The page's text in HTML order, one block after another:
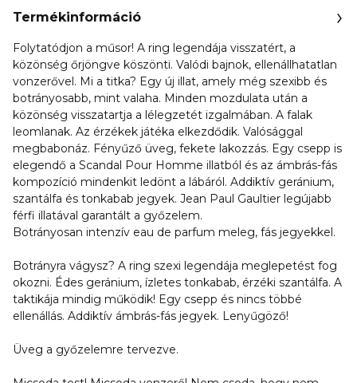
Termékinformáció
Folytatódjon a műsor! A ring legendája visszatért, a
közönség őrjöngve köszönti. Valódi bajnok, ellenállhatatlan
vonzerővel. Mi a titka? Egy új illat, amely még szexibb és
botrányosabb, mint valaha. Minden mozdulata után a
közönség visszatartja a lélegzetét izgalmában. A falak
leomlanak. Az érzékek játéka elkezdődik. Valósággal
megbabonáz. Fényűző üveg, fekete lakozzás. Egy csepp is
elegendő a Scandal Pour Homme illatból és az ámbrás-fás
kompozíció mindenkit ledönt a lábáról. Addiktív geránium,
szantálfa és tonkabab jegyek. Jean Paul Gaultier legújabb
férfi illatával garantált a győzelem.
Botrányosan intenzív eau de parfum meleg, fás jegyekkel.
Botrányra vágysz? A ring szexi legendája meglepetést fog
okozni. Édes geránium, ízletes tonkabab, érzéki szantálfa. A
taktikája mindig működik! Egy csepp és nincs többé
ellenállás. Addiktív ámbrás-fás jegyek. Lenyűgöző!
Üveg a győzelemre tervezve.